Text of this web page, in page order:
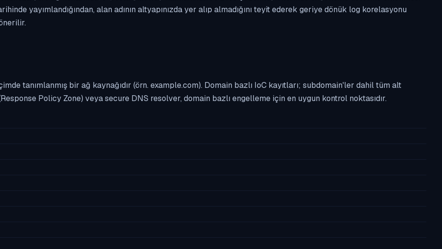
yayımlandığından, alan adının altyapınızda yer alıp almadığını teyit ederek geriye dönük log korelasyonu
tanımlanmış bir ağ kaynağıdır (örn. example.com). Domain bazlı IoC kayıtları; subdomain'ler dahil tüm alt
Policy Zone) veya secure DNS resolver, domain bazlı engelleme için en uygun kontrol noktasıdır.